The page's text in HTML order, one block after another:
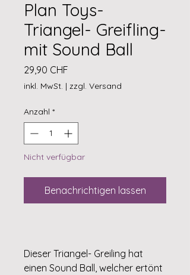
Plan Toys-
Triangel- Greifling-
mit Sound Ball
29,90 CHF
inkl. MwSt. | zzgl. Versand
Anzahl *
Nicht verfügbar
Benachrichtigen lassen
Dieser Triangel- Greiling hat
einen Sound Ball, welcher ertönt